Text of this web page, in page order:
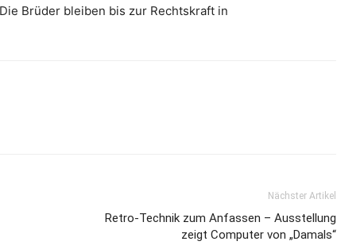
Brüder bleiben bis zur Rechtskraft in
Nächster Artikel
Retro-Technik zum Anfassen – Ausstellung
zeigt Computer von „Damals“